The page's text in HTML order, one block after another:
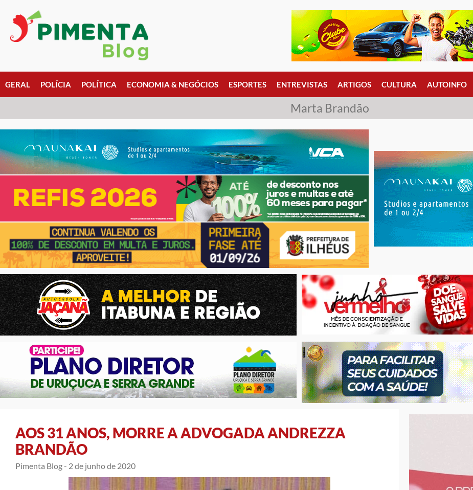
GERAL POLÍCIA POLÍTICA ECONOMIA & NEGÓCIOS ESPORTES ENTREVISTAS ARTIGOS CULTURA AUTOINFO
Marta Brandão
AOS 31 ANOS, MORRE A ADVOGADA ANDREZZA
BRANDÃO
Pimenta Blog - 2 de junho de 2020